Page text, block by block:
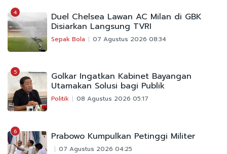
4 Duel Chelsea Lawan AC Milan di GBK
Disiarkan Langsung TVRI
Sepak Bola 07 Agustus 2026 08:34
5 Golkar Ingatkan Kabinet Bayangan
Utamakan Solusi bagi Publik
Politik 08 Agustus 2026 05:17
6 Prabowo Kumpulkan Petinggi Militer
07 Agustus 2026 04:25